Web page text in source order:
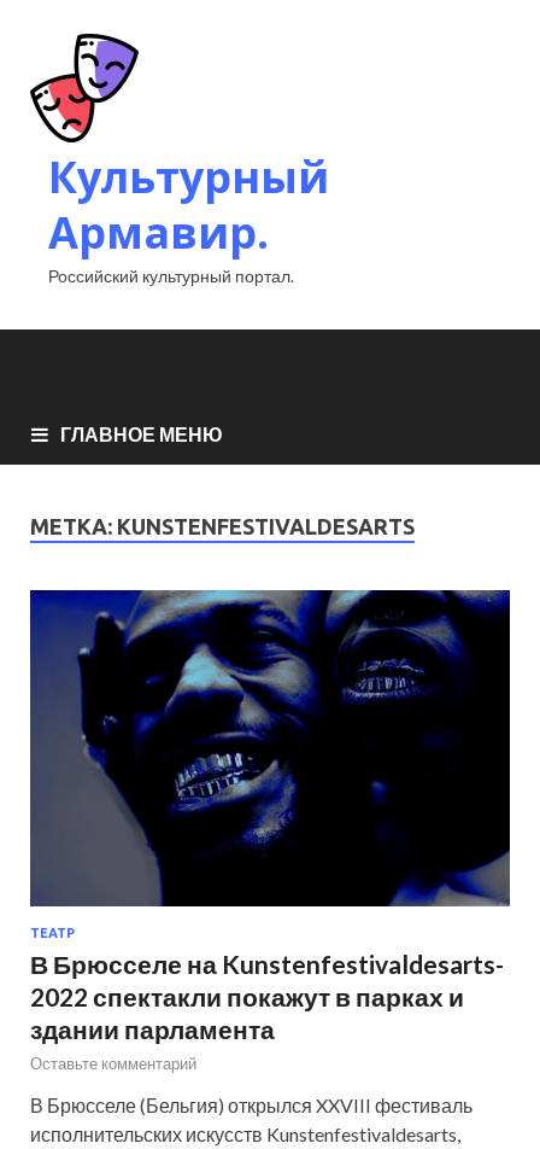
Культурный
Армавир.
Российский культурный портал.
ГЛАВНОЕ МЕНЮ
МЕТКА: KUNSTENFESTIVALDESARTS
ТЕАТР
В Брюсселе на Kunstenfestivaldesarts-
2022 спектакли покажут в парках и
здании парламента
Оставьте комментарий
В Брюсселе (Бельгия) открылся XXVIII фестиваль
исполнительских искусств Kunstenfestivaldesarts,